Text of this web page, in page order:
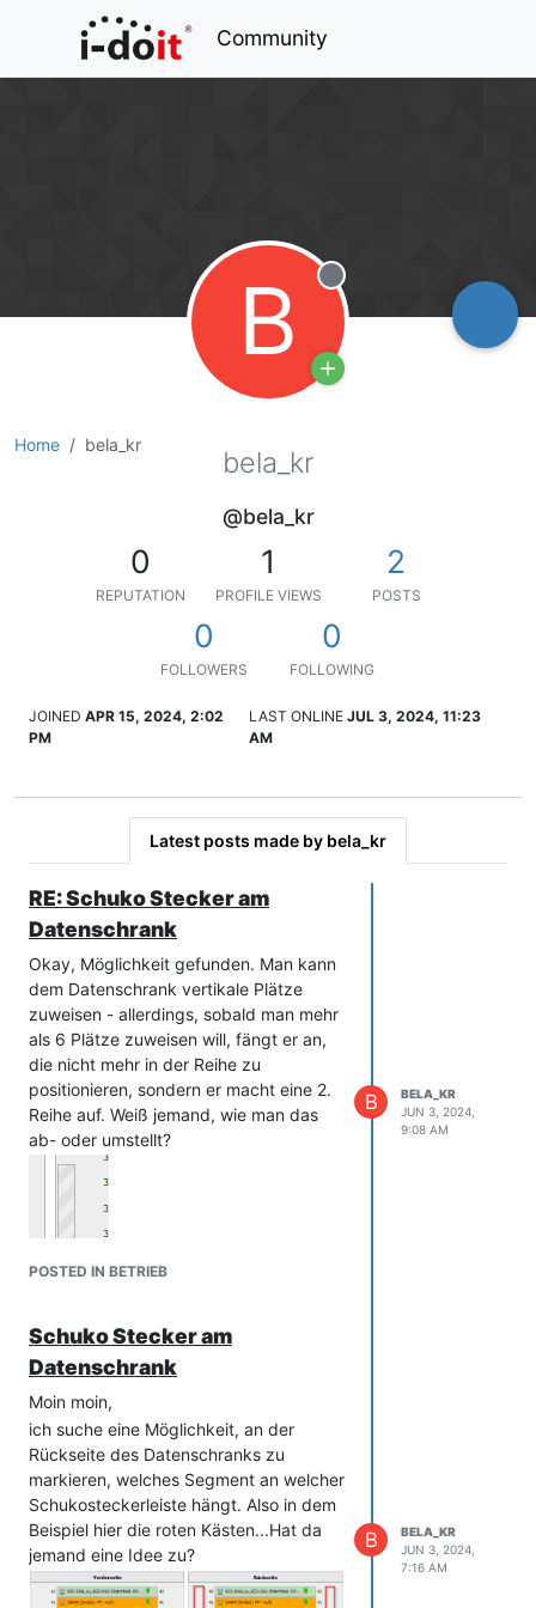
Community
B Offline
Home bela_kr
bela_kr
@bela_kr
0
REPUTATION
1
PROFILE VIEWS
2
POSTS
0
FOLLOWERS
0
FOLLOWING
JOINED APR 15, 2024, 2:02
PM
LAST ONLINE JUL 3, 2024, 11:23
AM
Latest posts made by bela_kr
RE: Schuko Stecker am
Datenschrank
Okay, Möglichkeit gefunden. Man kann
dem Datenschrank vertikale Plätze
zuweisen - allerdings, sobald man mehr
als 6 Plätze zuweisen will, fängt er an,
die nicht mehr in der Reihe zu
positionieren, sondern er macht eine 2.
Reihe auf. Weiß jemand, wie man das
ab- oder umstellt?
POSTED IN BETRIEB
B
BELA_KR
JUN 3, 2024,
9:08 AM
Schuko Stecker am
Datenschrank
Moin moin,
ich suche eine Möglichkeit, an der
Rückseite des Datenschranks zu
markieren, welches Segment an welcher
Schukosteckerleiste hängt. Also in dem
Beispiel hier die roten Kästen...Hat da
jemand eine Idee zu?
B
BELA_KR
JUN 3, 2024,
7:16 AM